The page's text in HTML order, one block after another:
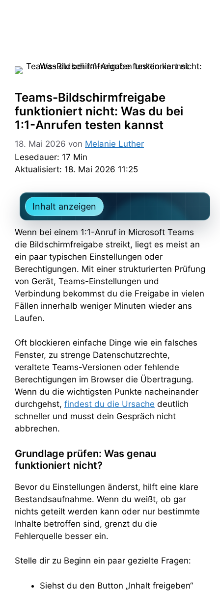
Teams-Bildschirmfreigabe
funktioniert nicht: Was du bei
1:1-Anrufen testen kannst
18. Mai 2026 von Melanie Luther
Lesedauer: 17 Min
Aktualisiert: 18. Mai 2026 11:25
Inhalt anzeigen
Wenn bei einem 1:1-Anruf in Microsoft Teams
die Bildschirmfreigabe streikt, liegt es meist an
ein paar typischen Einstellungen oder
Berechtigungen. Mit einer strukturierten Prüfung
von Gerät, Teams-Einstellungen und
Verbindung bekommst du die Freigabe in vielen
Fällen innerhalb weniger Minuten wieder ans
Laufen.
Oft blockieren einfache Dinge wie ein falsches
Fenster, zu strenge Datenschutzrechte,
veraltete Teams-Versionen oder fehlende
Berechtigungen im Browser die Übertragung.
Wenn du die wichtigsten Punkte nacheinander
durchgehst, findest du die Ursache deutlich
schneller und musst dein Gespräch nicht
abbrechen.
Grundlage prüfen: Was genau
funktioniert nicht?
Bevor du Einstellungen änderst, hilft eine klare
Bestandsaufnahme. Wenn du weißt, ob gar
nichts geteilt werden kann oder nur bestimmte
Inhalte betroffen sind, grenzt du die
Fehlerquelle besser ein.
Stelle dir zu Beginn ein paar gezielte Fragen:
Siehst du den Button „Inhalt freigeben“